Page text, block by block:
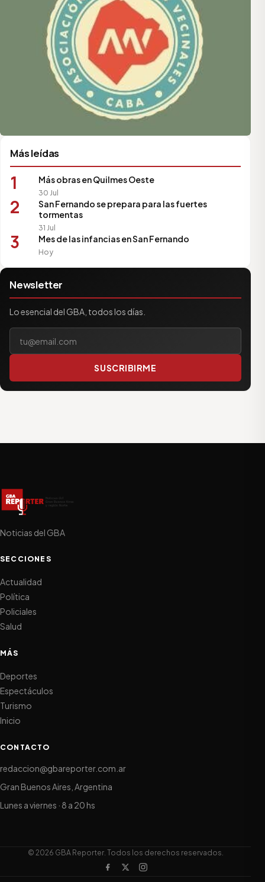
Más leídas
1 Más obras en Quilmes Oeste
30 Jul
2
San Fernando se prepara para las fuertes
tormentas
31 Jul
3 Mes de las infancias en San Fernando
Hoy
Newsletter
Lo esencial del GBA, todos los días.
Tu correo electrónico
SUSCRIBIRME
Noticias del GBA
SECCIONES
Actualidad
Política
Policiales
Salud
MÁS
Deportes
Espectáculos
Turismo
Inicio
CONTACTO
redaccion@gbareporter.com.ar
Gran Buenos Aires, Argentina
Lunes a viernes · 8 a 20 hs
© 2026 GBA Reporter. Todos los derechos reservados.